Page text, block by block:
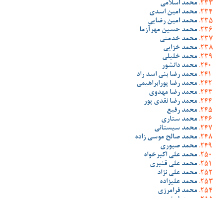
محمد اسلامی
محمد امین اسدی
محمد امین رضایی
محمد حسین مهرآزما
محمد خدمتی
محمد خزایی
محمد خلیلی
محمد دانشور
محمد رضا بنی اسد راد
محمد رضا پورابراهیمی
محمد رضا مهدوی
محمد رضا نقدی پور
محمد رفیع
محمد ستاری
محمد سیستانی
محمد صالح موسی زاده
محمد صبوری
محمد علی اکبرخواه
محمد علی قنبری
محمد علی نژاد
محمد علیزاده
محمد فرامرزی